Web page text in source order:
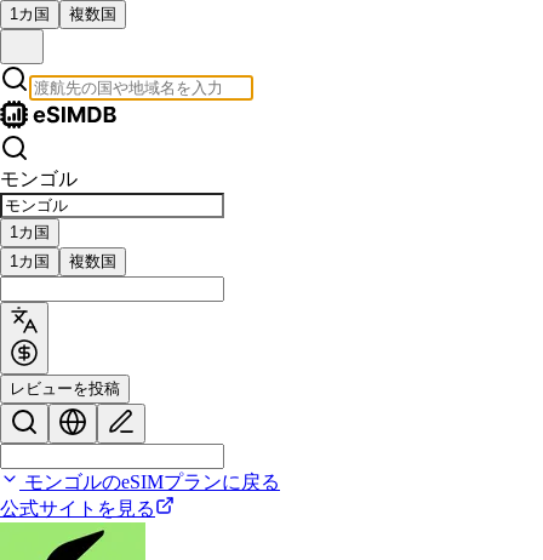
1カ国 複数国
モンゴル
1カ国
1カ国
複数国
レビューを投稿
モンゴルのeSIMプランに戻る
公式サイトを見る